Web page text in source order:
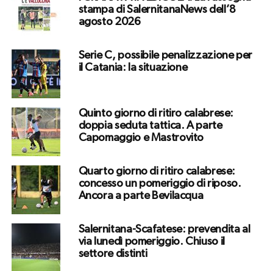
stampa di SalernitanaNews dell’8
agosto 2026
Serie C, possibile penalizzazione per
il Catania: la situazione
Quinto giorno di ritiro calabrese:
doppia seduta tattica. A parte
Capomaggio e Mastrovito
Quarto giorno di ritiro calabrese:
concesso un pomeriggio di riposo.
Ancora a parte Bevilacqua
Salernitana-Scafatese: prevendita al
via lunedì pomeriggio. Chiuso il
settore distinti